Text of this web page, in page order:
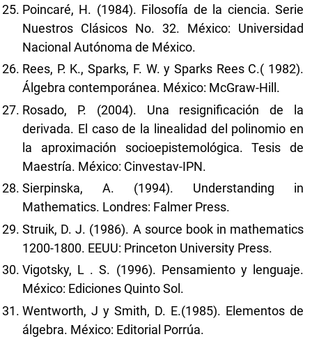
Poincaré, H. (1984). Filosofía de la ciencia. Serie
Nuestros Clásicos No. 32. México: Universidad
Nacional Autónoma de México.
Rees, P. K., Sparks, F. W. y Sparks Rees C.( 1982).
Álgebra contemporánea. México: McGraw-Hill.
Rosado, P. (2004). Una resignificación de la
derivada. El caso de la linealidad del polinomio en
la aproximación socioepistemológica. Tesis de
Maestría. México: Cinvestav-IPN.
Sierpinska, A. (1994). Understanding in
Mathematics. Londres: Falmer Press.
Struik, D. J. (1986). A source book in mathematics
1200-1800. EEUU: Princeton University Press.
Vigotsky, L . S. (1996). Pensamiento y lenguaje.
México: Ediciones Quinto Sol.
Wentworth, J y Smith, D. E.(1985). Elementos de
álgebra. México: Editorial Porrúa.